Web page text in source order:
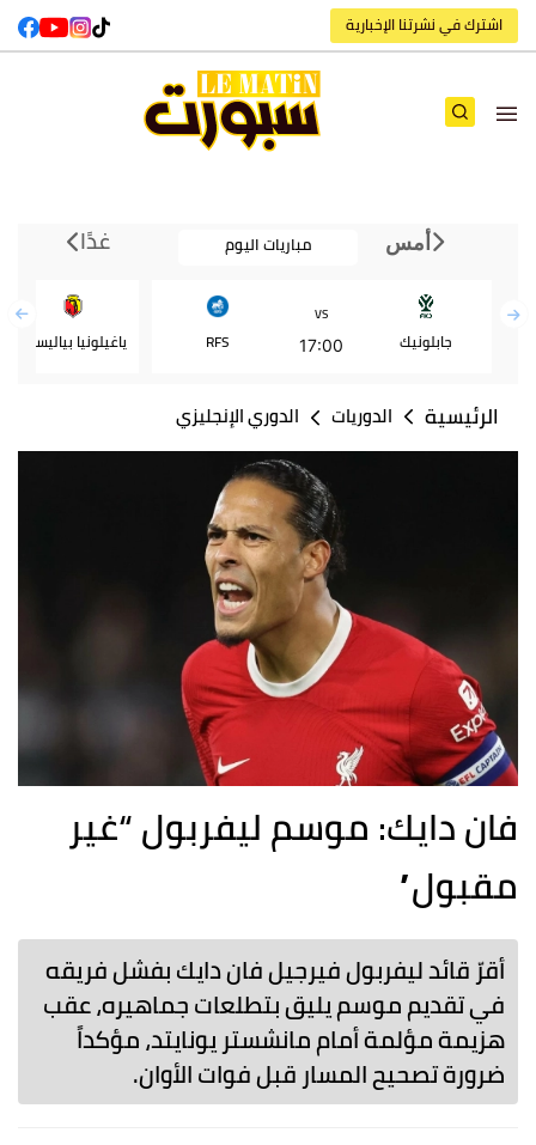
اشترك في نشرتنا الإخبارية
أمس مباريات اليوم غدًا
جابلونيك
VS
17:00
RFS
الرئيسية الدوريات الدوري الإنجليزي
فان دايك: موسم ليفربول “غير
مقبول”
أقرّ قائد ليفربول فيرجيل فان دايك بفشل فريقه
في تقديم موسم يليق بتطلعات جماهيره، عقب
هزيمة مؤلمة أمام مانشستر يونايتد، مؤكداً
ضرورة تصحيح المسار قبل فوات الأوان.